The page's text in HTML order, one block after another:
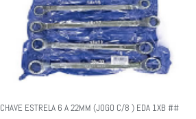
CHAVE ESTRELA 6 A 22MM (JOGO C/8 ) EDA 1XB ##